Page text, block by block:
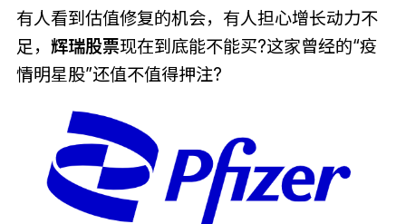
有人看到估值修复的机会，有人担心增长动力不
足， 辉瑞股票现在到底能不能买?这家曾经的“疫
情明星股”还值不值得押注?